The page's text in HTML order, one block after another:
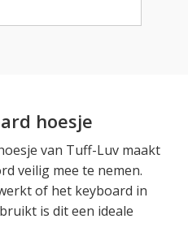
hoesje
van Tuff-Luv maakt
veilig mee te nemen.
of het keyboard in
is dit een ideale